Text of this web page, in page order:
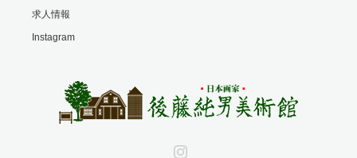
求人情報
Instagram